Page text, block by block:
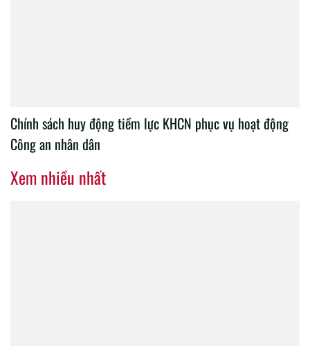
Chính sách huy động tiềm lực KHCN phục vụ hoạt động
Công an nhân dân
Xem nhiều nhất